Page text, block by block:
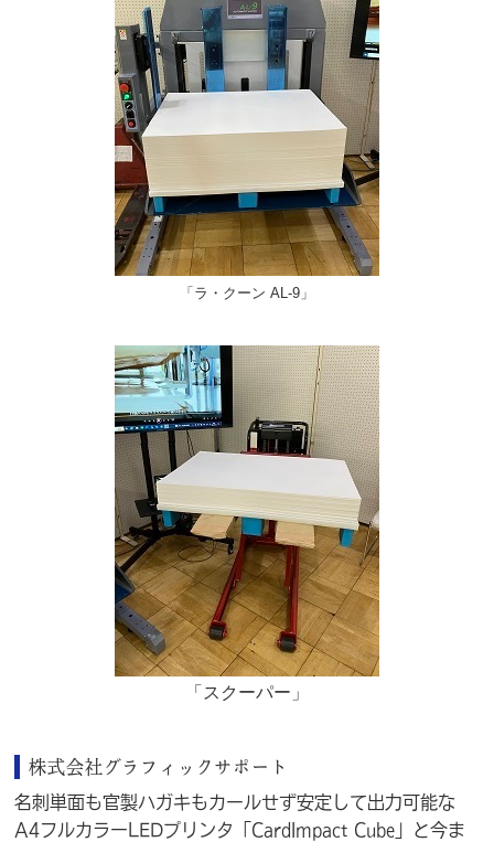
「ラ・クーン AL-9」
「スクーパー」
株式会社グラフィックサポート
名刺単面も官製ハガキもカールせず安定して出力可能な
A4フルカラーLEDプリンタ「CardImpact Cube」と今ま